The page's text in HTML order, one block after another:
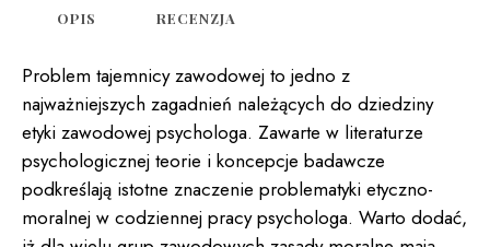
bookOPIS RECENZJA
Problem tajemnicy zawodowej to jedno z
najważniejszych zagadnień należących do dziedziny
etyki zawodowej psychologa. Zawarte w literaturze
psychologicznej teorie i koncepcje badawcze
podkreślają istotne znaczenie problematyki etyczno-
moralnej w codziennej pracy psychologa. Warto dodać,